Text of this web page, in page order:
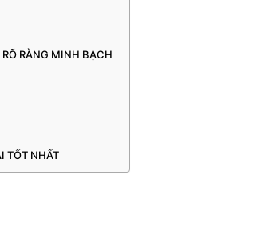
RÀNG MINH BẠCH
TỐT NHẤT